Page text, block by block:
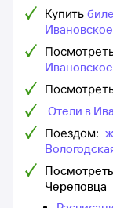
Купить
Отели в
Поездом:
Череповца